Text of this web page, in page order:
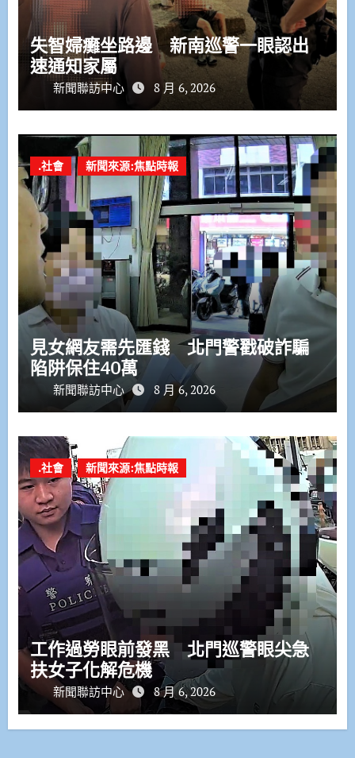
失智婦癱坐路邊 新南巡警一眼認出
速通知家屬
新聞聯訪中心 8 月 6, 2026
.社會 新聞來源:焦點時報
見女網友需先匯錢 北門警戳破詐騙
陷阱保住40萬
新聞聯訪中心 8 月 6, 2026
.社會 新聞來源:焦點時報
工作過勞眼前發黑 北門巡警眼尖急
扶女子化解危機
新聞聯訪中心 8 月 6, 2026